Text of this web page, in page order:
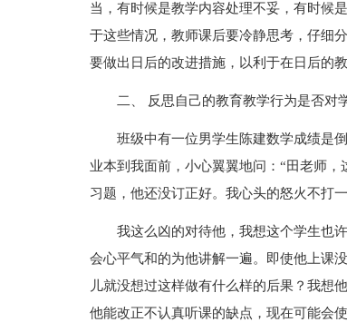
当，有时候是教学内容处理不妥，有时候
于这些情况，教师课后要冷静思考，仔细
要做出日后的改进措施，以利于在日后的
二、 反思自己的教育教学行为是否对
班级中有一位男学生陈建数学成绩是
业本到我面前，小心翼翼地问：“田老师
习题，他还没订正好。我心头的怒火不打
我这么凶的对待他，我想这个学生也
会心平气和的为他讲解一遍。即使他上课
儿就没想过这样做有什么样的后果？我想
他能改正不认真听课的缺点，现在可能会